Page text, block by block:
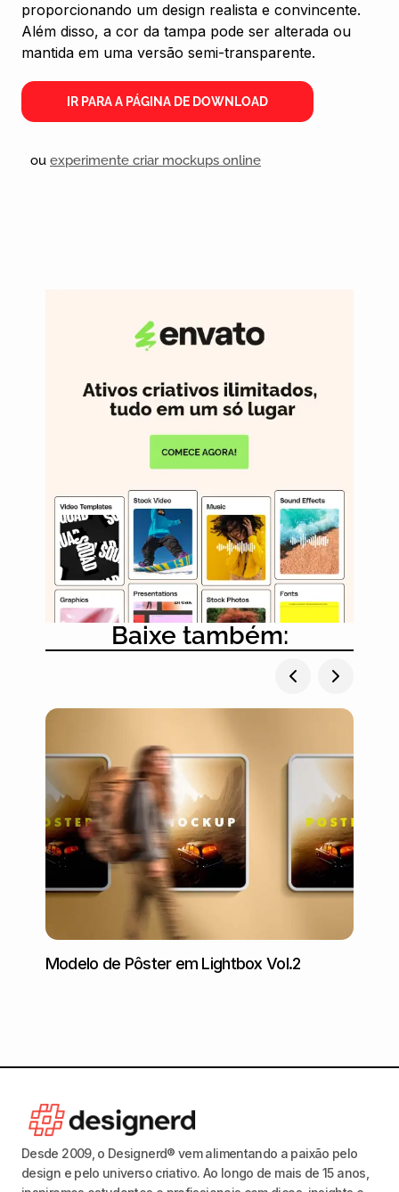
proporcionando um design realista e convincente.
Além disso, a cor da tampa pode ser alterada ou
mantida em uma versão semi-transparente.
IR PARA A PÁGINA DE DOWNLOAD
ou experimente criar mockups online
Baixe também:
Modelo de Pôster em Lightbox Vol.2
Desde 2009, o Designerd® vem alimentando a paixão pelo
design e pelo universo criativo. Ao longo de mais de 15 anos,